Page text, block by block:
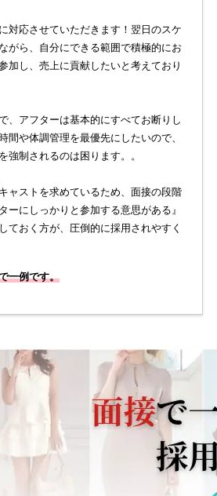
対応させていただきます！翌日のスケ
がら、自分にできる範囲で積極的にお
加し、売上に貢献したいと考えており
、アフターは基本的にすべてお断りし
間や体調管理を最優先にしたいので、
強制されるのは困ります。。
ャストを求めているため、面接の段階
ーにしっかりと参加する意思がある』
ておく方が、圧倒的に採用されやすく
一例です。